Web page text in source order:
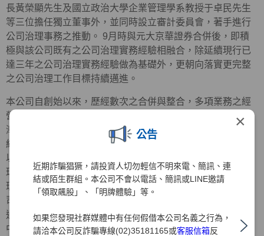
×
公告
近期詐騙猖獗，請投資人切勿輕信不明來電、簡訊、連
結或陌生群組。本公司不會以電話、簡訊或LINE邀請
「領取飆股」、「明牌體驗」等。
如果您發現社群媒體中有任何假借本公司名義之行為，
請洽本公司反詐騙專線(02)35181165或客服信箱反
長黃榮顯先生及國立政治大學企業管理學系教授于卓民先生
等三位擔任獨立董事外，並同時設立審計委員會，著手進行
公司治理事務之推動。 9月時與元大京華證券合併後，即積
極與該公司既有之公司治理實務經驗相融合，除延續現行已
達三年之公司治理實務經驗做為基礎外，更朝向落實更完整
之公司治理工作目標持續邁進。
本公司自創始以來，歷經數次之合併與整合，多項業務之經
營績效均居同業之冠，隨著組織日益壯大，經營管理事務日
漸繁重，原有之經營治理方式實已不符需求，為提昇公司的
經營效率，強化企業競爭力，增加與股東間之溝通與連繫，
以期能躋身於國際級金融集團之林。 值此公司治理已成為全
球經營管理要項時，強化董監事之功能並積極推行「公司治
理」，實已為首要之務，本公司為之配合主管機關推動「公
司治理實務」之政策，業經93年3月29日股東臨時會之決議
通過全面改選董監事，同時選任政治大學司徒達賢教授及前
中央信託局董事長黃榮顯先生擔任獨立董事，中華公司治理